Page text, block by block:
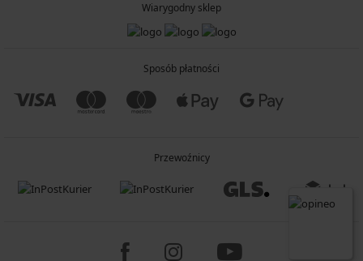
Wiarygodny sklep
Sposób płatności
Przewoźnicy